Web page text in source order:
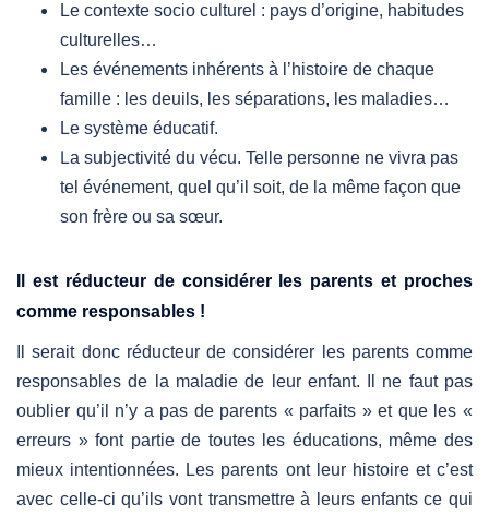
Le contexte socio culturel : pays d’origine, habitudes
culturelles…
Les événements inhérents à l’histoire de chaque
famille : les deuils, les séparations, les maladies…
Le système éducatif.
La subjectivité du vécu. Telle personne ne vivra pas
tel événement, quel qu’il soit, de la même façon que
son frère ou sa sœur.
Il est réducteur de considérer les parents et proches
comme responsables !
Il serait donc réducteur de considérer les parents comme
responsables de la maladie de leur enfant. Il ne faut pas
oublier qu’il n’y a pas de parents « parfaits » et que les «
erreurs » font partie de toutes les éducations, même des
mieux intentionnées. Les parents ont leur histoire et c’est
avec celle-ci qu’ils vont transmettre à leurs enfants ce qui